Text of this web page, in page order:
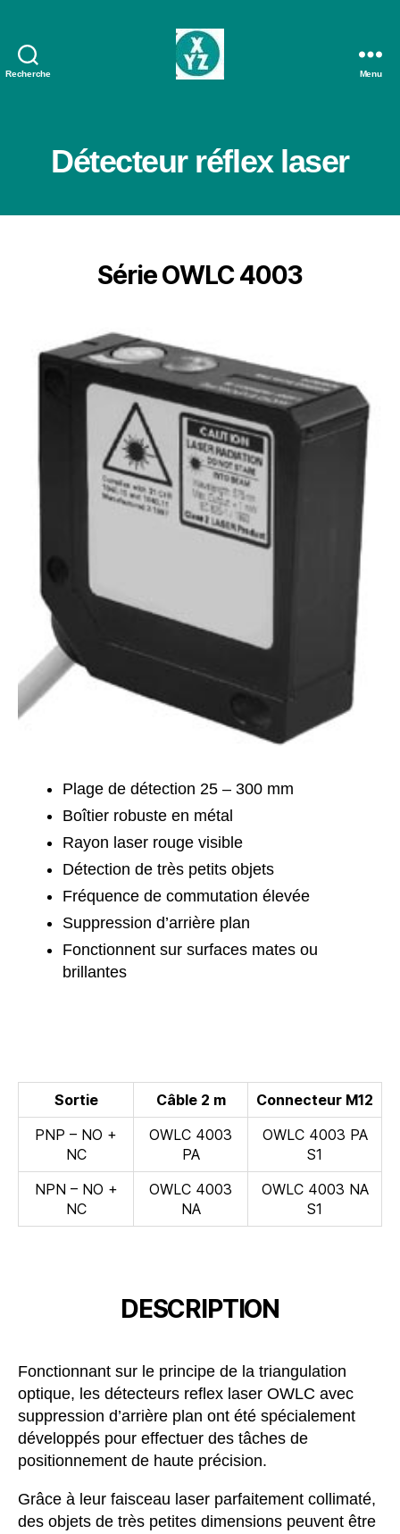
Recherche Menu
Détecteur réflex laser
Série OWLC 4003
Plage de détection 25 – 300 mm
Boîtier robuste en métal
Rayon laser rouge visible
Détection de très petits objets
Fréquence de commutation élevée
Suppression d’arrière plan
Fonctionnent sur surfaces mates ou
brillantes
Sortie Câble 2 m
Connecteur M12
PNP – NO +
NC
OWLC 4003
PA
OWLC 4003 PA
S1
NPN – NO +
NC
OWLC 4003
NA
OWLC 4003 NA
S1
DESCRIPTION
Fonctionnant sur le principe de la triangulation
optique, les détecteurs reflex laser OWLC avec
suppression d’arrière plan ont été spécialement
développés pour effectuer des tâches de
positionnement de haute précision.
Grâce à leur faisceau laser parfaitement collimaté,
des objets de très petites dimensions peuvent être